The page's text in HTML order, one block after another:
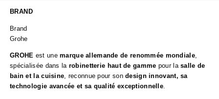
BRAND
Brand
Grohe
GROHE est unemarque allemande de renommée mondiale,
spécialisée dans la robinetterie haut de gamme pour lasalle de
bain et la cuisine, reconnue pour sondesign innovant, sa
technologie avancée et sa qualité exceptionnelle.